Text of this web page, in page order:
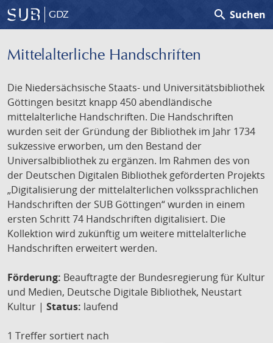
GDZ search Suchen
Mittelalterliche Handschriften
Die Niedersächsische Staats- und Universitätsbibliothek
Göttingen besitzt knapp 450 abendländische
mittelalterliche Handschriften. Die Handschriften
wurden seit der Gründung der Bibliothek im Jahr 1734
sukzessive erworben, um den Bestand der
Universalbibliothek zu ergänzen. Im Rahmen des von
der Deutschen Digitalen Bibliothek geförderten Projekts
„Digitalisierung der mittelalterlichen volkssprachlichen
Handschriften der SUB Göttingen“ wurden in einem
ersten Schritt 74 Handschriften digitalisiert. Die
Kollektion wird zukünftig um weitere mittelalterliche
Handschriften erweitert werden.
Förderung: Beauftragte der Bundesregierung für Kultur
und Medien, Deutsche Digitale Bibliothek, Neustart
Kultur | Status: laufend
1 Treffer sortiert nach